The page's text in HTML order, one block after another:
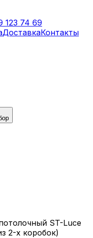
123 74 69
ДоставкаКонтакты
ST-Luce
2-х коробок)